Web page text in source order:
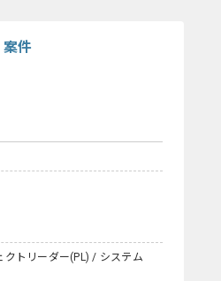
件
トリーダー(PL) / システム